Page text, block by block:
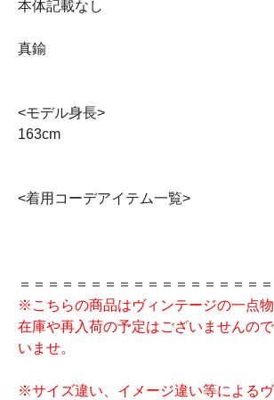
本体記載なし
真鍮
<モデル身長>
163cm
<着用コーデアイテム一覧>
＝＝＝＝＝＝＝＝＝＝＝＝＝＝＝＝＝
※こちらの商品はヴィンテージの一点物
在庫や再入荷の予定はございませんの
いませ。
※サイズ違い、イメージ違い等による